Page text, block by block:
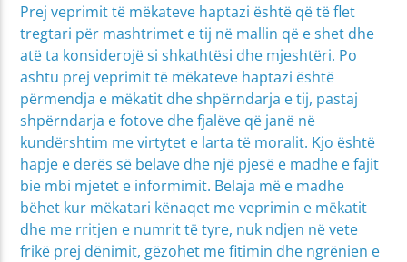
Prej veprimit të mëkateve haptazi është që të flet
tregtari për mashtrimet e tij në mallin që e shet dhe
atë ta konsiderojë si shkathtësi dhe mjeshtëri. Po
ashtu prej veprimit të mëkateve haptazi është
përmendja e mëkatit dhe shpërndarja e tij, pastaj
shpërndarja e fotove dhe fjalëve që janë në
kundërshtim me virtytet e larta të moralit. Kjo është
hapje e derës së belave dhe një pjesë e madhe e fajit
bie mbi mjetet e informimit. Belaja më e madhe
bëhet kur mëkatari kënaqet me veprimin e mëkatit
dhe me rritjen e numrit të tyre, nuk ndjen në vete
frikë prej dënimit, gëzohet me fitimin dhe ngrënien e